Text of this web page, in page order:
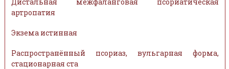
артропатия
Экзема истинная
Распространённый псориаз, вульгарная форма,
стационарная ста